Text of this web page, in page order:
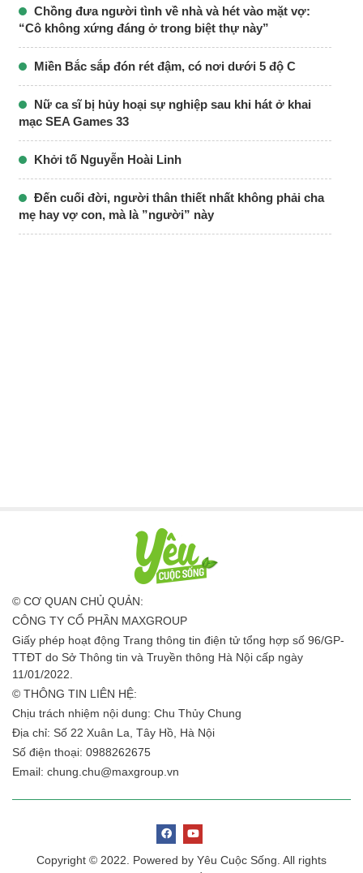
Chồng đưa người tình về nhà và hét vào mặt vợ:
“Cô không xứng đáng ở trong biệt thự này”
Miền Bắc sắp đón rét đậm, có nơi dưới 5 độ C
Nữ ca sĩ bị hủy hoại sự nghiệp sau khi hát ở khai
mạc SEA Games 33
Khởi tố Nguyễn Hoài Linh
Đến cuối đời, người thân thiết nhất không phải cha
mẹ hay vợ con, mà là ”người” này
© CƠ QUAN CHỦ QUẢN:
CÔNG TY CỔ PHẦN MAXGROUP
Giấy phép hoạt động Trang thông tin điện tử tổng hợp số 96/GP-
TTĐT do Sở Thông tin và Truyền thông Hà Nội cấp ngày
11/01/2022.
© THÔNG TIN LIÊN HỆ:
Chịu trách nhiệm nội dung: Chu Thủy Chung
Địa chỉ: Số 22 Xuân La, Tây Hồ, Hà Nội
Số điện thoại: 0988262675
Email: chung.chu@maxgroup.vn
Copyright © 2022. Powered by Yêu Cuộc Sống. All rights